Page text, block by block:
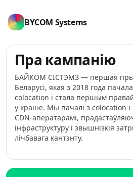
BYCOM Systems
Пра кампанію
БАЙКОМ СІСТЭМЗ — першая
Беларусі, якая з 2018 года
colocation і стала першым
у краіне. Мы пачалі з colocation і
CDN‑аператарамі,
інфраструктуру і звышнізкія
лічбавага кантэнту.